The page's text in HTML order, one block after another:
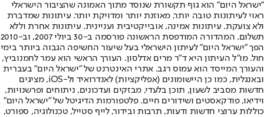
"ישראל היום" הוא גוף תקשורת שנוסד מתוך האמונה שהציבור הישראלי
ראוי לעיתונות טובה יותר, מאוזנת יותר ומדויקת יותר. עיתונות שמדברת
ולא צועקת. עיתונות אמינה, אובייקטיבית ועניינית. עיתונות אחרת וללא
תשלום. המהדורה המודפסת הראשונה פורסמה ב-30 ביולי 2007, וב-2010
הפך "ישראל היום" לעיתון הישראלי בעל שיעור החשיפה הגבוה ביותר בימי
חול. מו"ל העיתון היא ד"ר מרים אדלסון. העורך הראשי הוא עמר לחמנוביץ,
והעורך המייסד הוא עמוס רגב. אתרי האינטרנט של "ישראל היום" בעברית
ובאנגלית, כמו כן היישומונים (אפליקציות) לאנדרואיד ול-iOS, מציגים
חדשות מסביב לשעון, תוכן בלעדי, מבזקים ועדכונים, ניתוחים ופרשנויות,
וידיאו, פודקאסטים ושידורים חיים. פלטפורמות הדיגיטל של "ישראל היום"
כוללות ערוצי חדשות ודעות, תרבות ובידור, לייף סטייל, טכנולוגיה, ספורט,